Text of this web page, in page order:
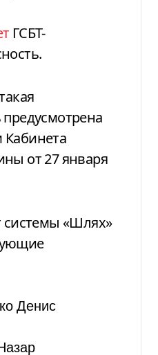
ГСБТ-
предусмотрена
от 27 января
системы «Шлях»
Денис